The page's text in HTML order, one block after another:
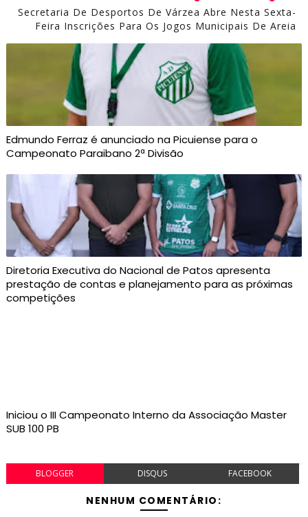
Secretaria De Desportos De Várzea Abre Nesta Sexta-
Feira Inscrições Para Os Jogos Municipais De Areia
Edmundo Ferraz é anunciado na Picuiense para o
Campeonato Paraibano 2ª Divisão
Diretoria Executiva do Nacional de Patos apresenta
prestação de contas e planejamento para as próximas
competições
Iniciou o III Campeonato Interno da Associação Master
SUB 100 PB
BLOGGER DISQUS FACEBOOK
NENHUM COMENTÁRIO: